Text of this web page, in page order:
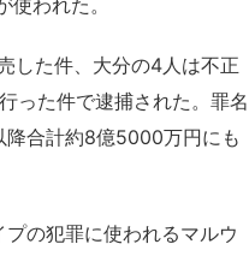
われた。
した件、大分の4人は不正
った件で逮捕された。罪名
降合計約8億5000万円にも
の犯罪に使われるマルウ